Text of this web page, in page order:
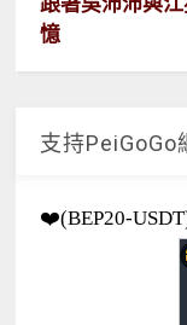
憶
支持PeiGoGo
❤️(BEP20-